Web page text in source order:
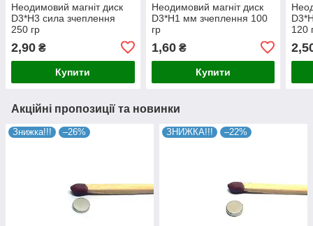
Неодимовий магніт диск
D3*H3 сила зчеплення
250 гр
2,90 ₴
Купити
Неодимовий магніт диск
D3*H1 мм зчеплення 100
гр
1,60₴
Купити
120
Акційні пропозиції та новинки
Знижка!!! –26% ЗНИЖКА!!! –22%